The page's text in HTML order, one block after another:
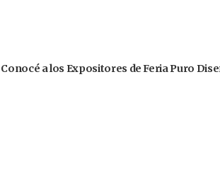
Conocé a los Expositores de Feria Puro